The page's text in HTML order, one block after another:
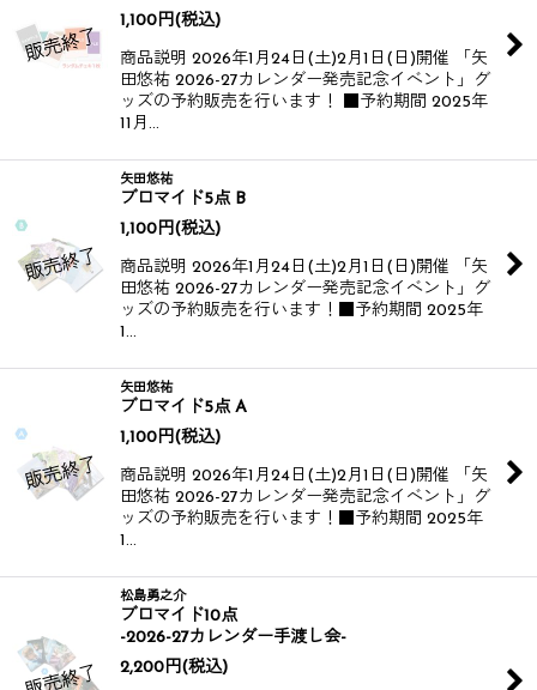
1,100 円(税込)
商品説明 2026年1月24日(土)2月1日(日)開催 「矢
田悠祐 2026-27カレンダー発売記念イベント」グ
ッズの予約販売を行います！ ■予約期間 2025年
11月…
矢田悠祐
ブロマイド5点 B
1,100 円(税込)
商品説明 2026年1月24日(土)2月1日(日)開催 「矢
田悠祐 2026-27カレンダー発売記念イベント」グ
ッズの予約販売を行います！​​ ■予約期間 2025年
1…
矢田悠祐
ブロマイド5点 A
1,100 円(税込)
商品説明 2026年1月24日(土)2月1日(日)開催 「矢
田悠祐 2026-27カレンダー発売記念イベント」グ
ッズの予約販売を行います！​​ ■予約期間 2025年
1…
松島勇之介
ブロマイド10点
-2026-27カレンダー手渡し会-
2,200 円(税込)